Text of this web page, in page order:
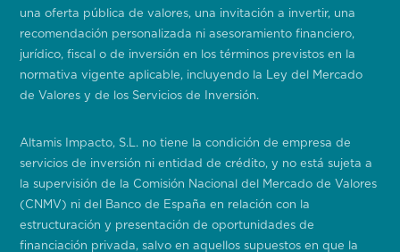
una oferta pública de valores, una invitación a invertir, una
recomendación personalizada ni asesoramiento financiero,
jurídico, fiscal o de inversión en los términos previstos en la
normativa vigente aplicable, incluyendo la Ley del Mercado
de Valores y de los Servicios de Inversión.
Altamis Impacto, S.L. no tiene la condición de empresa de
servicios de inversión ni entidad de crédito, y no está sujeta a
la supervisión de la Comisión Nacional del Mercado de Valores
(CNMV) ni del Banco de España en relación con la
estructuración y presentación de oportunidades de
financiación privada, salvo en aquellos supuestos en que la